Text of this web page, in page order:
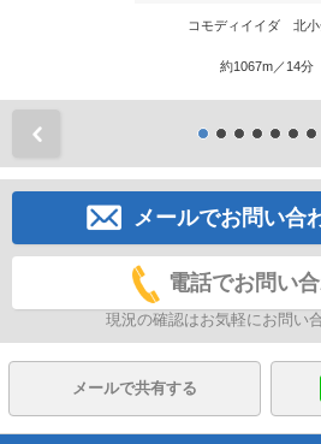
コモディイイダ 北小
約1067m／14分
メールでお問い合
電話でお問い
現況の確認はお気軽にお問い
メールで共有する